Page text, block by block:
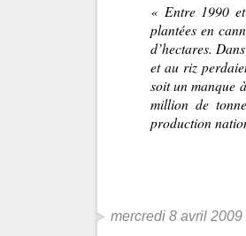
« Entre 1990
plantées en
d’hectares.
et au riz
soit un manque
million de
production
mercredi 8 avril 2009